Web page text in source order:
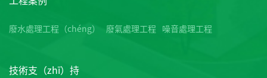
廢水處理工程（chéng） 廢氣處理工程 噪音處理工程
技術支（zhī）持